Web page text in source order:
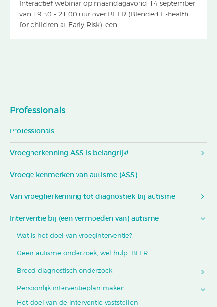
Interactief webinar op maandagavond 14 september
van 19.30 - 21.00 uur over BEER (Blended E-health
for children at Early Risk): een ...
Professionals
Professionals
Vroegherkenning ASS is belangrijk!
Vroege kenmerken van autisme (ASS)
Van vroegherkenning tot diagnostiek bij autisme
Interventie bij (een vermoeden van) autisme
Wat is het doel van vroeginterventie?
Geen autisme-onderzoek, wel hulp: BEER
Breed diagnostisch onderzoek
Persoonlijk interventieplan maken
Het doel van de interventie vaststellen